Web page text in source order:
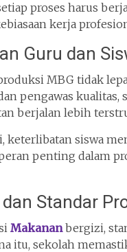
proses harus
kerja
Guru dan
MBG tidak
pengawas kualitas,
berjalan lebih
keterlibatan siswa
penting dalam
Standar
Makananbergizi,
itu, sekolah